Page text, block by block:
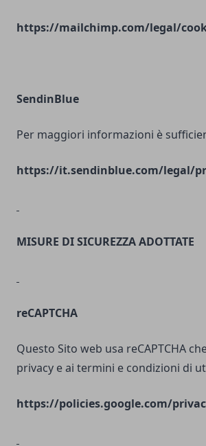
https://mailchimp.com/legal/
SendinBlue
Per maggiori informazioni è
https://it.sendinblue.com/legal/
MISURE DI SICUREZZA ADOTTATE
reCAPTCHA
Questo Sito web usa reCAPTCHA
privacy e ai termini e condizioni di
https://policies.google.com/